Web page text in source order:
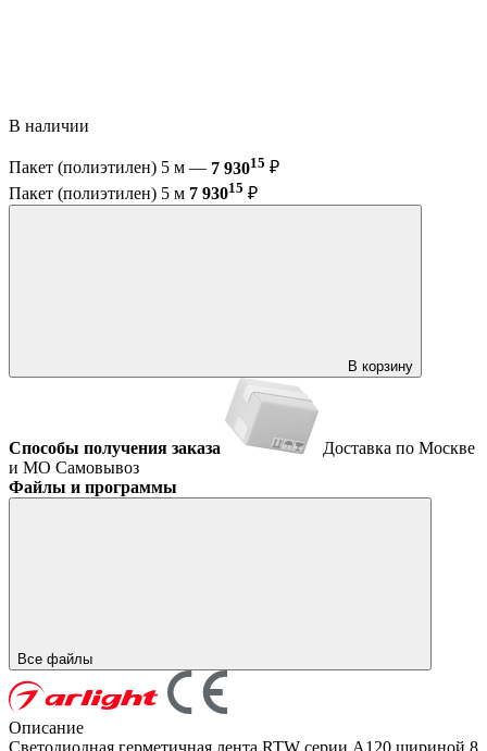
В наличии
Пакет (полиэтилен) 5 м — 7 93015 ₽
Пакет (полиэтилен) 5 м 7 93015 ₽
В корзину
Способы получения заказа
Доставка по Москве
и МО Самовывоз
Файлы и программы
Все файлы
Описание
Светодиодная герметичная лента RTW серии A120 шириной 8